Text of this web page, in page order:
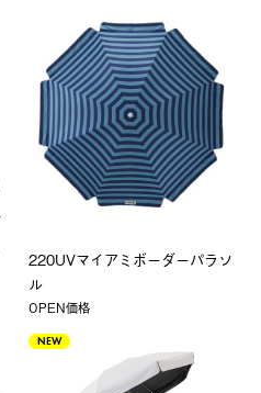
220UVマイアミボーダーパラソ
ル
OPEN価格
NEW